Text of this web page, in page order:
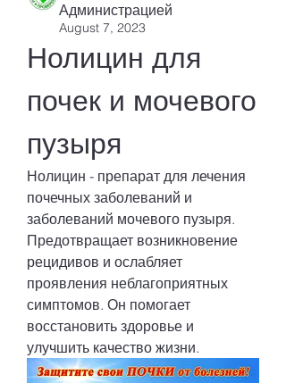
Администрацией
August 7, 2023
Нолицин для
почек и мочевого
пузыря
Нолицин - препарат для лечения
почечных заболеваний и
заболеваний мочевого пузыря.
Предотвращает возникновение
рецидивов и ослабляет
проявления неблагоприятных
симптомов. Он помогает
восстановить здоровье и
улучшить качество жизни.